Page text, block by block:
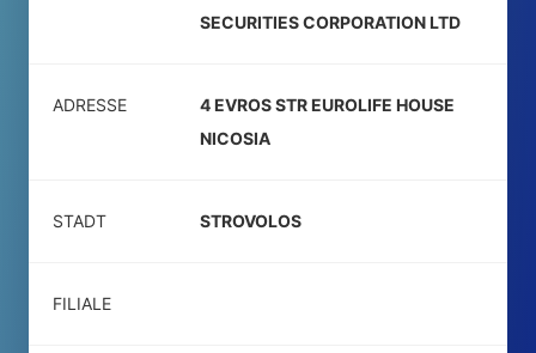
SECURITIES CORPORATION LTD
ADRESSE
4 EVROS STR EUROLIFE HOUSE
NICOSIA
STADT STROVOLOS
FILIALE